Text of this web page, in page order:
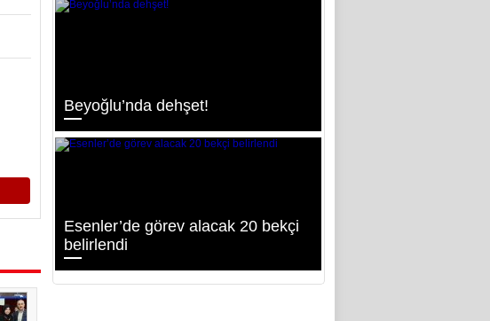
Beyoğlu’nda dehşet!
Esenler’de görev alacak 20 bekçi
belirlendi